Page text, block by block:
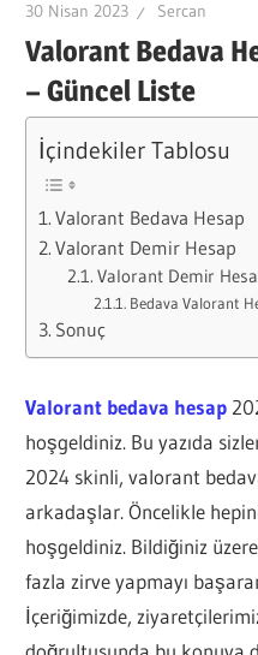
30 Nisan 2023 Sercan
Valorant Bedava
– Güncel Liste
İçindekiler Tablosu
Valorant Bedava Hesap
Valorant Demir Hesap
Valorant Demir
Bedava Valorant
Sonuç
Valorant bedava hesap
hoşgeldiniz. Bu yazıda
2024 skinli, valorant
arkadaşlar. Öncelikle
hoşgeldiniz. Bildiğiniz
fazla zirve yapmayı
İçeriğimizde,